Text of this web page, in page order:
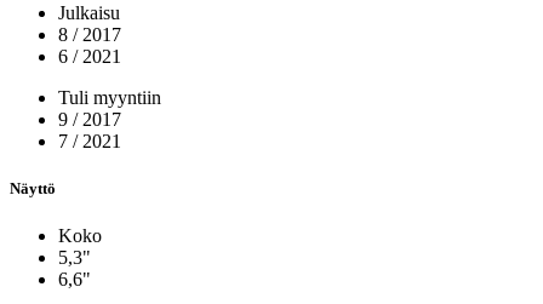
Julkaisu
8 / 2017
6 / 2021
Tuli myyntiin
9 / 2017
7 / 2021
Näyttö
Koko
5,3"
6,6"